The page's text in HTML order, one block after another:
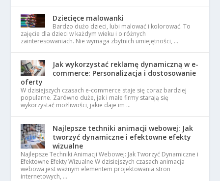
Dziecięce malowanki
Bardzo dużo dzieci, lubi malować i kolorować. To
zajęcie dla dzieci w każdym wieku i o różnych
zainteresowaniach. Nie wymaga zbytnich umiejętności, …
Jak wykorzystać reklamę dynamiczną w e-
commerce: Personalizacja i dostosowanie
oferty
W dzisiejszych czasach e-commerce staje się coraz bardziej
popularne. Zarówno duże, jak i małe firmy starają się
wykorzystać możliwości, jakie daje im …
Najlepsze techniki animacji webowej: Jak
tworzyć dynamiczne i efektowne efekty
wizualne
Najlepsze Techniki Animacji Webowej: Jak Tworzyć Dynamiczne i
Efektowne Efekty Wizualne W dzisiejszych czasach animacja
webowa jest ważnym elementem projektowania stron
internetowych, …